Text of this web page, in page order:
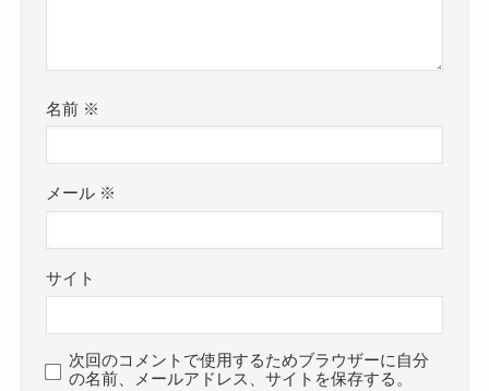
名前 ※
メール ※
サイト
次回のコメントで使用するためブラウザーに自分
の名前、メールアドレス、サイトを保存する。